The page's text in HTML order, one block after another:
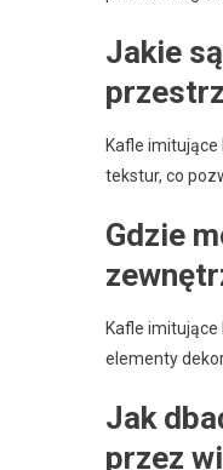
Jakie
Kafle
tekstur, co
Gdzie
Kafle
elementy
Jak
przez